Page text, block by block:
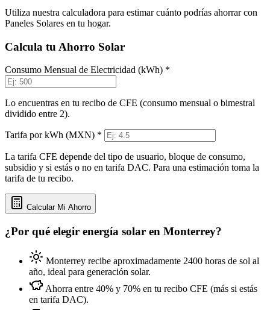
Utiliza nuestra calculadora para estimar cuánto podrías ahorrar con
Paneles Solares en tu hogar.
Calcula tu Ahorro Solar
Consumo Mensual de Electricidad (kWh) *
Lo encuentras en tu recibo de CFE (consumo mensual o bimestral
dividido entre 2).
Tarifa por kWh (MXN) *
La tarifa CFE depende del tipo de usuario, bloque de consumo,
subsidio y si estás o no en tarifa DAC. Para una estimación toma la
tarifa de tu recibo.
Calcular Mi Ahorro
¿Por qué elegir energía solar en Monterrey?
Monterrey recibe aproximadamente 2400 horas de sol al
año, ideal para generación solar.
Ahorra entre 40% y 70% en tu recibo CFE (más si estás
en tarifa DAC).